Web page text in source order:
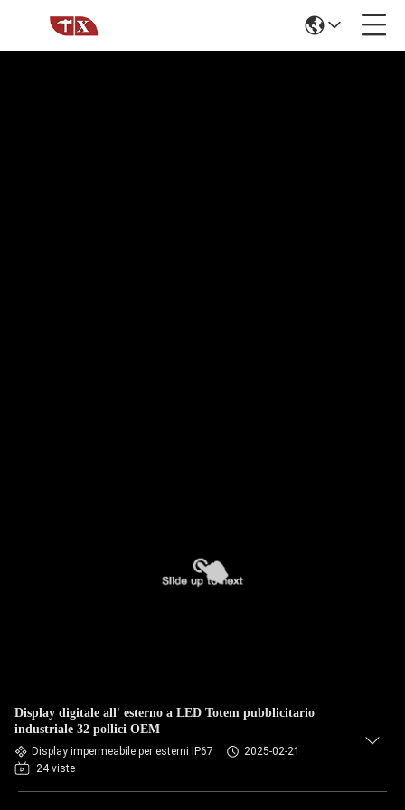
Display digitale all' esterno a LED Totem pubblicitario
industriale 32 pollici OEM
Display impermeabile per esterni IP67
2025-02-21
24 viste